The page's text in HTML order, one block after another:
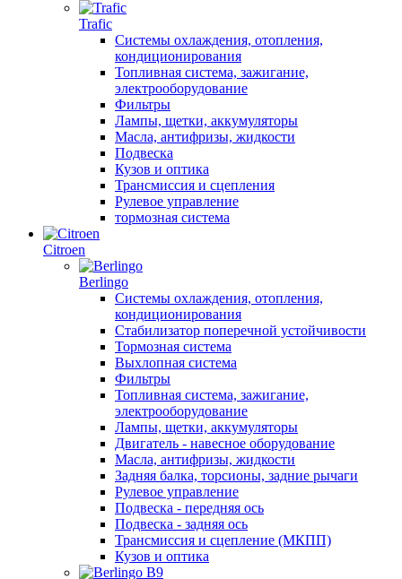
Trafic
Системы охлаждения, отопления,
кондиционирования
Топливная система, зажигание,
электрооборудование
Фильтры
Лампы, щетки, аккумуляторы
Масла, антифризы, жидкости
Подвеска
Кузов и оптика
Трансмиссия и сцепления
Рулевое управление
тормозная система
Citroen
Berlingo
Системы охлаждения, отопления,
кондиционирования
Стабилизатор поперечной устойчивости
Тормозная система
Выхлопная система
Фильтры
Топливная система, зажигание,
электрооборудование
Лампы, щетки, аккумуляторы
Двигатель - навесное оборудование
Масла, антифризы, жидкости
Задняя балка, торсионы, задние рычаги
Рулевое управление
Подвеска - передняя ось
Подвеска - задняя ось
Трансмиссия и сцепление (МКПП)
Кузов и оптика